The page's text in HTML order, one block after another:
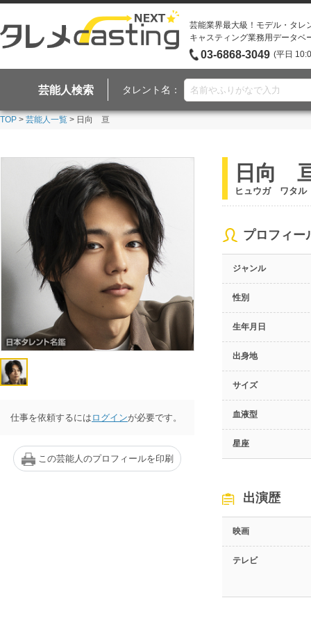
芸能業界最大級！モデル・タレ
キャスティング業務用データベ
03-6868-3049 (平日
芸能人検索 タレント名：
TOP > 芸能人一覧 > 日向 亘
仕事を依頼するには ログインが必要です。
この芸能人のプロフィールを印刷
日向
ヒュウガ ワタル
プロフィー
ジャンル
性別
生年月日
出身地
サイズ
血液型
星座
出演歴
映画
テレビ